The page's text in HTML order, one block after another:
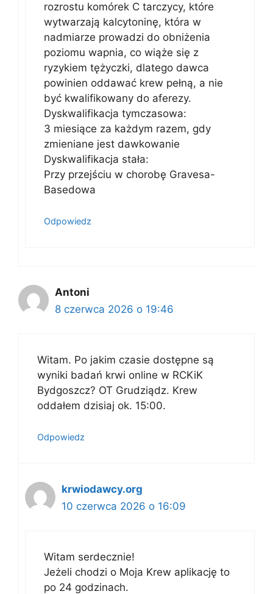
rozrostu komórek C tarczycy, które
wytwarzają kalcytoninę, która w
nadmiarze prowadzi do obniżenia
poziomu wapnia, co wiąże się z
ryzykiem tężyczki, dlatego dawca
powinien oddawać krew pełną, a nie
być kwalifikowany do aferezy.
Dyskwalifikacja tymczasowa:
3 miesiące za każdym razem, gdy
zmieniane jest dawkowanie
Dyskwalifikacja stała:
Przy przejściu w chorobę Gravesa-
Basedowa
Odpowiedz
Antoni
8 czerwca 2026 o 19:46
Witam. Po jakim czasie dostępne są
wyniki badań krwi online w RCKiK
Bydgoszcz? OT Grudziądz. Krew
oddałem dzisiaj ok. 15:00.
Odpowiedz
krwiodawcy.org
10 czerwca 2026 o 16:09
Witam serdecznie!
Jeżeli chodzi o Moja Krew aplikację to
po 24 godzinach.